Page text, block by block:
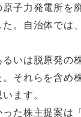
原子力発電所を
。自治体では
るいは脱原発の
。それらを含め
ます。
た株主提案は